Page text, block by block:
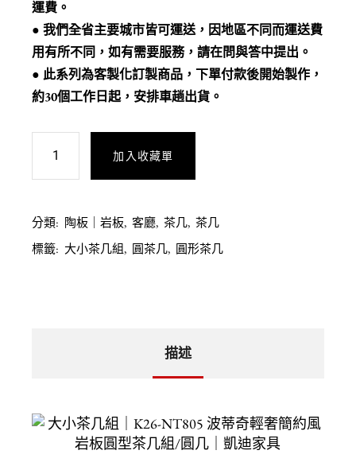
運費。
● 我們全省主要城市皆可運送，因地區不同而運送費
用有所不同，如有需要服務，請在問與答中提出。
● 此系列為客製化訂製商品，下單付款後開始製作，
約30個工作日起，安排車趟出貨。
加入收藏單
分類: 陶板｜岩板, 客廳, 茶几, 茶几
標籤: 大小茶几組, 圓茶几, 圓形茶几
描述